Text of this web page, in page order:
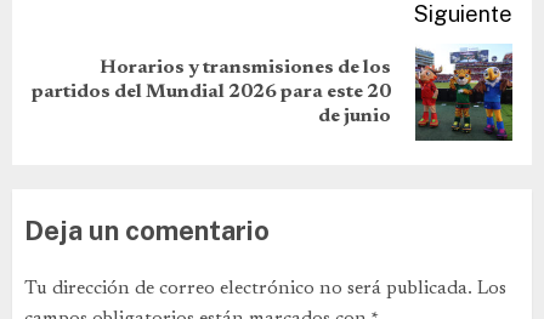
Siguiente
Horarios y transmisiones de los
partidos del Mundial 2026 para este 20
de junio
Deja un comentario
Tu dirección de correo electrónico no será publicada. Los